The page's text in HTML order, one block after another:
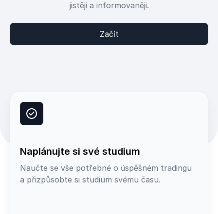
jistěji a informovaněji.
Začít
Naplánujte si své studium
Naučte se vše potřebné o úspěšném tradingu
a přizpůsobte si studium svému času.